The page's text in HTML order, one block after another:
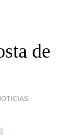
de